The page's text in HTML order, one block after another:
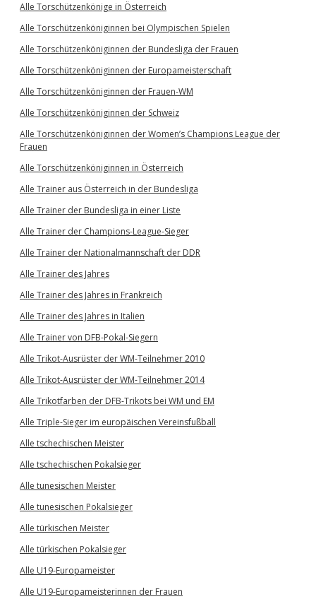
Alle Torschützenkönige in Österreich
Alle Torschützenköniginnen bei Olympischen Spielen
Alle Torschützenköniginnen der Bundesliga der Frauen
Alle Torschützenköniginnen der Europameisterschaft
Alle Torschützenköniginnen der Frauen-WM
Alle Torschützenköniginnen der Schweiz
Alle Torschützenköniginnen der Women’s Champions League der
Frauen
Alle Torschützenköniginnen in Österreich
Alle Trainer aus Österreich in der Bundesliga
Alle Trainer der Bundesliga in einer Liste
Alle Trainer der Champions-League-Sieger
Alle Trainer der Nationalmannschaft der DDR
Alle Trainer des Jahres
Alle Trainer des Jahres in Frankreich
Alle Trainer des Jahres in Italien
Alle Trainer von DFB-Pokal-Siegern
Alle Trikot-Ausrüster der WM-Teilnehmer 2010
Alle Trikot-Ausrüster der WM-Teilnehmer 2014
Alle Trikotfarben der DFB-Trikots bei WM und EM
Alle Triple-Sieger im europäischen Vereinsfußball
Alle tschechischen Meister
Alle tschechischen Pokalsieger
Alle tunesischen Meister
Alle tunesischen Pokalsieger
Alle türkischen Meister
Alle türkischen Pokalsieger
Alle U19-Europameister
Alle U19-Europameisterinnen der Frauen